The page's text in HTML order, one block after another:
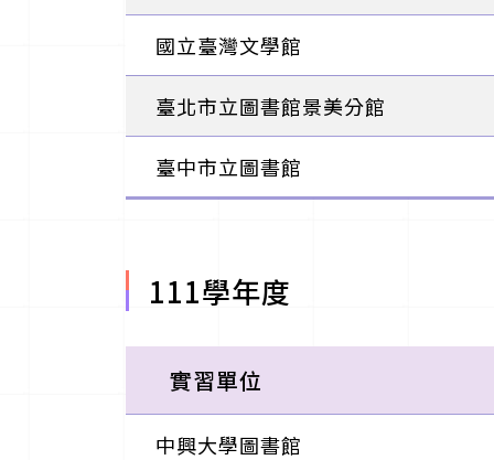
國立臺灣文學館
臺北市立圖書館景美分館
臺中市立圖書館
111學年度
實習單位
中興大學圖書館